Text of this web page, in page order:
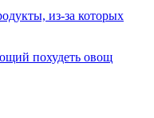
из-за которых
похудеть овощ